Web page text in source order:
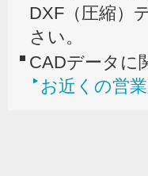
DXF（圧縮）
さい。
CADデータに
お近くの営